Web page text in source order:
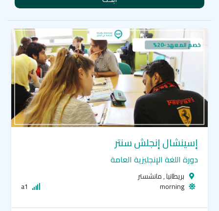
خصم المعهد -20%
إسينشال إنجلش سنتر
دورة اللغة الإنجليزية العامة
بريطانيا , مانشستر